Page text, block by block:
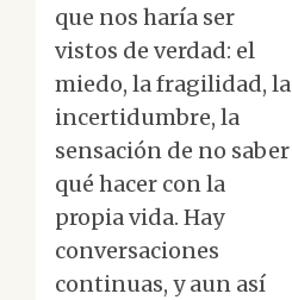
que nos haría ser
vistos de verdad: el
miedo, la fragilidad, la
incertidumbre, la
sensación de no saber
qué hacer con la
propia vida. Hay
conversaciones
continuas, y aun así